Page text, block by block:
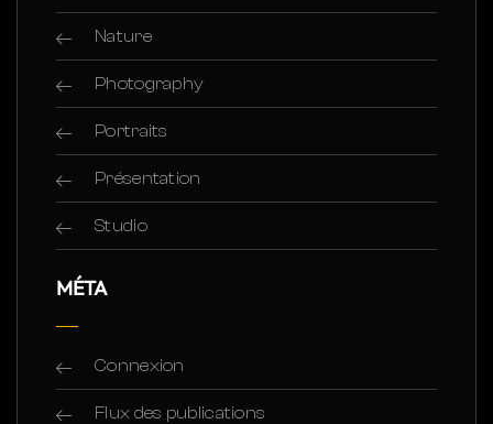
Nature
Photography
Portraits
Présentation
Studio
MÉTA
Connexion
Flux des publications